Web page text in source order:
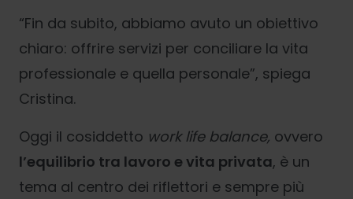
“Fin da subito, abbiamo avuto un obiettivo
chiaro: offrire servizi per conciliare la vita
professionale e quella personale”, spiega
Cristina.
Oggi il cosiddetto work life balance, ovvero
l’equilibrio tra lavoro e vita privata, è un
tema al centro dei riflettori e sempre più